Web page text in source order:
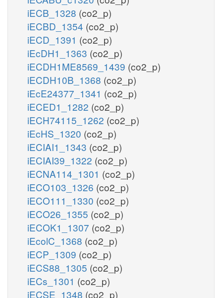
iECB_1328 (co2_p)
iECBD_1354 (co2_p)
iECD_1391 (co2_p)
iEcDH1_1363 (co2_p)
iECDH1ME8569_1439 (co2_p)
iECDH10B_1368 (co2_p)
iEcE24377_1341 (co2_p)
iECED1_1282 (co2_p)
iECH74115_1262 (co2_p)
iEcHS_1320 (co2_p)
iECIAI1_1343 (co2_p)
iECIAI39_1322 (co2_p)
iECNA114_1301 (co2_p)
iECO103_1326 (co2_p)
iECO111_1330 (co2_p)
iECO26_1355 (co2_p)
iECOK1_1307 (co2_p)
iEcolC_1368 (co2_p)
iECP_1309 (co2_p)
iECS88_1305 (co2_p)
iECs_1301 (co2_p)
iECSE_1348 (co2_p)